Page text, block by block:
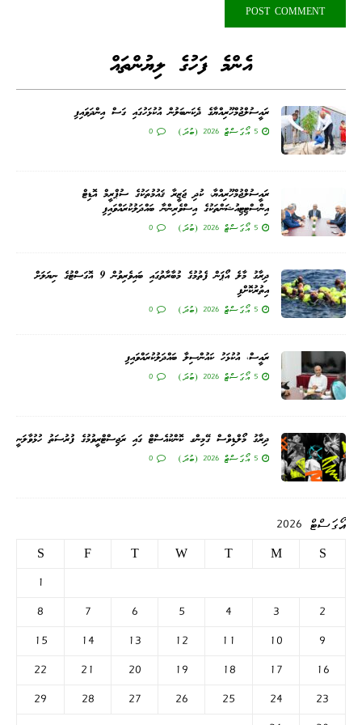
އެންމެ ފަހުގެ ލިޔުންތައް
ރައީސުލްޖުމްހޫރިއްޔާގެ ދެކަނބަލުން އުކުޅަހުގައި ގަސް އިންދަވައިފި
5 އޯގަސްޓް 2026 (ބުދަ) 0
ރައީސުލްޖުމްހޫރިއްޔާ، ކުދި ޖަޒީރާ ޤައުމުތަކުގެ ސުޕްރީމް އޮޑިޓް
އިންސްޓިޓިއުޝަންތަކުގެ އިސްވެރިންނާ ބައްދަލުކުރައްވައިފި
5 އޯގަސްޓް 2026 (ބުދަ) 0
ދިރާގު މާލެ އޯޕަން ފެތުމުގެ މުބާރާތުގައި ބައިވެރިވުން 9 އޮގަސްޓުގެ ނިޔަލަށް
އިތުރުކޮށްފި
5 އޯގަސްޓް 2026 (ބުދަ) 0
ރައީސް، އުކުޅަހު ކައުންސިލާ ބައްދަލުކުރައްވައިފި
5 އޯގަސްޓް 2026 (ބުދަ) 0
ދިރާގު މޯލްޑިވްސް ގޭމިންގ ކޮންކުއެސްޓް ގައި ރަޖިސްޓްރީވުމުގެ ފުރުސަތު ހުޅުވާލަނީ
5 އޯގަސްޓް 2026 (ބުދަ) 0
އޯގަސްޓް 2026
S
M
T
W
T
F
S
1
2
3
4
5
6
7
8
9
10
11
12
13
14
15
16
17
18
19
20
21
22
23
24
25
26
27
28
29